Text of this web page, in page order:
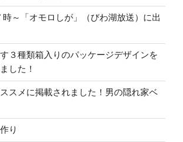
時～「オモロしが」（びわ湖放送）に出
３種類箱入りのパッケージデザインを
した！
スメに掲載されました！男の隠れ家ベ
り